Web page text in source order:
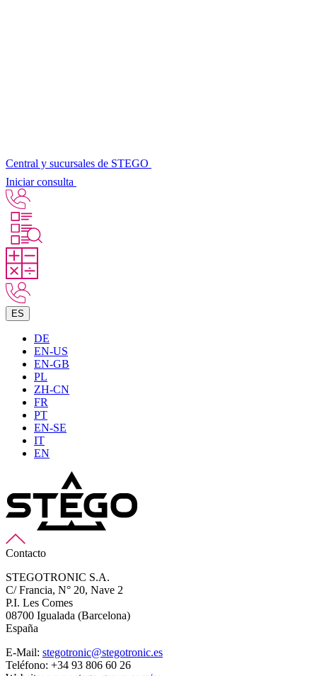
Central y sucursales de STEGO
Iniciar consulta
ES
DE
EN-US
EN-GB
PL
ZH-CN
FR
PT
EN-SE
IT
EN
Contacto
STEGOTRONIC S.A.
C/ Francia, N° 20, Nave 2
P.I. Les Comes
08700 Igualada (Barcelona)
España
E-Mail: stegotronic@stegotronic.es
Teléfono: +34 93 806 60 26